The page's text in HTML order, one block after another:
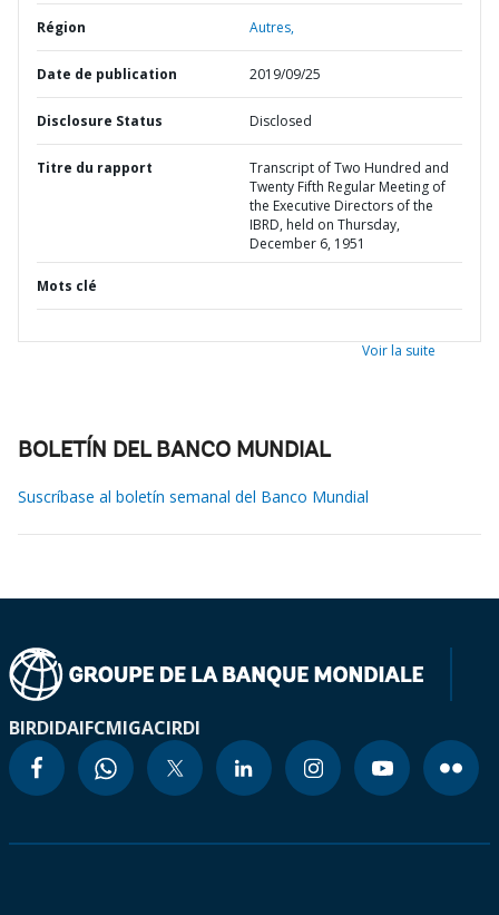
Région Autres,
Date de publication 2019/09/25
Disclosure Status Disclosed
Titre du rapport
Transcript of Two Hundred and
Twenty Fifth Regular Meeting of
the Executive Directors of the
IBRD, held on Thursday,
December 6, 1951
Mots clé
Voir la suite
BOLETÍN DEL BANCO MUNDIAL
Suscríbase al boletín semanal del Banco Mundial
BIRDIDAIFCMIGACIRDI